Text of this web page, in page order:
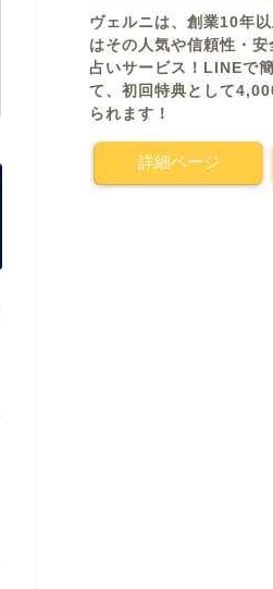
ヴェルニは、創業10年
はその人気や信頼性・
占いサービス！LINEで
て、初回特典として
られます！
詳細ページ